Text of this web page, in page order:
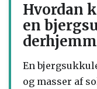
Hvordan
en
En
og masser af